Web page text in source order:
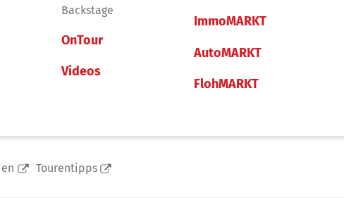
Backstage
OnTour
Videos
ImmoMARKT
AutoMARKT
FlohMARKT
Tourentipps